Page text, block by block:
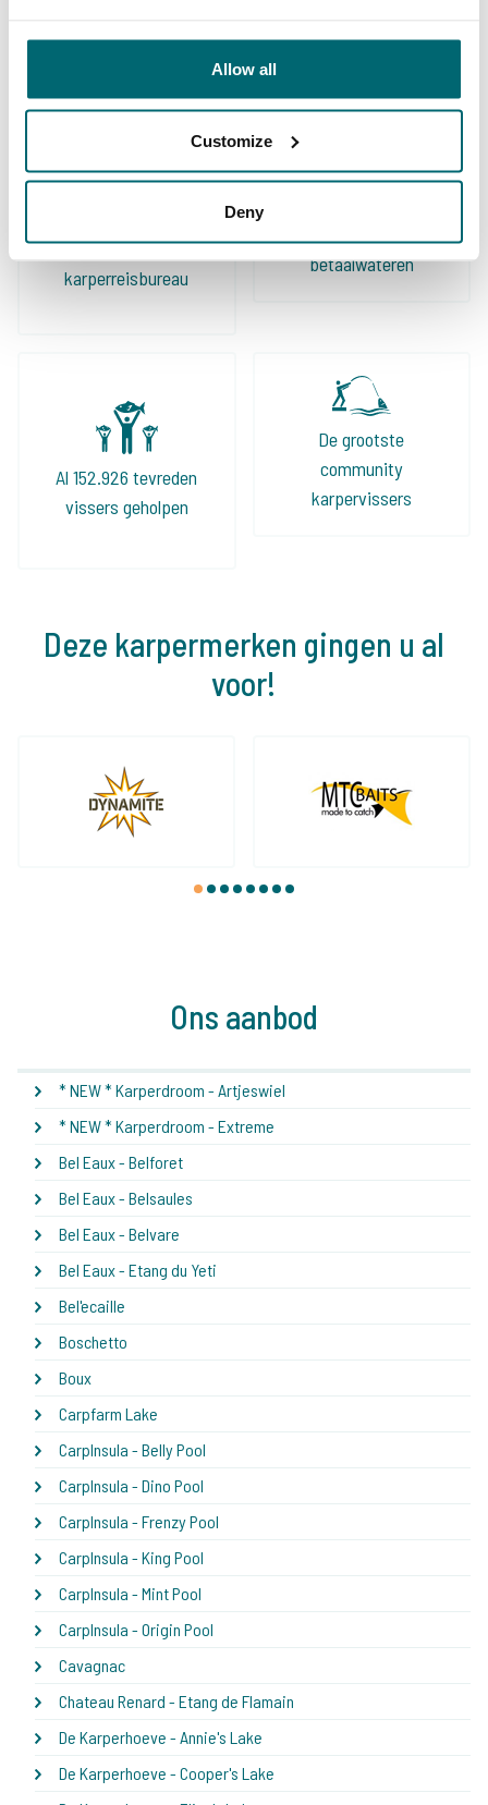
Allow all
Customize
Deny
onaangename verassingen komt te staan en
aanbod is groot en divers, zo kunnen wij onze
klanten altijd wat leuks bieden!
9/10 Robert & Martijn
Uw professionele
karperreisbureau
betaalwateren
Al 152.926 tevreden
vissers geholpen
De grootste
community
karpervissers
Deze karpermerken gingen u al
voor!
1 2 3 4 5 6 7 8
Ons aanbod
* NEW * Karperdroom - Artjeswiel
* NEW * Karperdroom - Extreme
Bel Eaux - Belforet
Bel Eaux - Belsaules
Bel Eaux - Belvare
Bel Eaux - Etang du Yeti
Bel'ecaille
Boschetto
Boux
Carpfarm Lake
CarpInsula - Belly Pool
CarpInsula - Dino Pool
CarpInsula - Frenzy Pool
CarpInsula - King Pool
CarpInsula - Mint Pool
CarpInsula - Origin Pool
Cavagnac
Chateau Renard - Etang de Flamain
De Karperhoeve - Annie's Lake
De Karperhoeve - Cooper's Lake